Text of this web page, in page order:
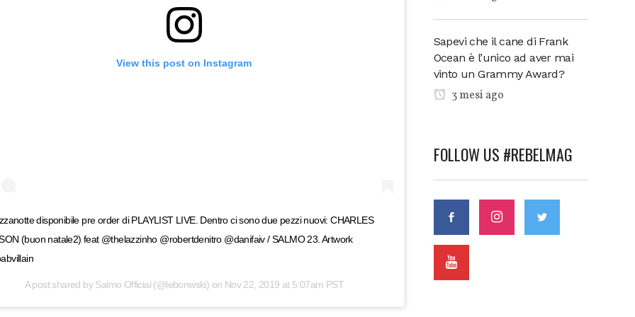
View this post on Instagram
disponibile pre order di PLAYLIST LIVE. Dentro ci sono due pezzi nuovi: CHARLES
(buon natale2) feat @thelazzinho @robertdenitro @danifaiv / SALMO 23. Artwork
A post shared bySalmo Official(@lebonwski) on Nov 22, 2019 at 5:07am PST
Sapevi che il cane di Frank
Ocean è l’unico ad aver mai
vinto un Grammy Award?
3 mesi ago
FOLLOW US #REBELMAG